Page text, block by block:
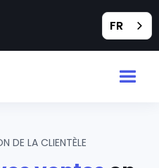
FR
DE LA CLIENTÈLE